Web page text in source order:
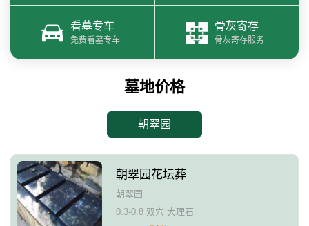
看墓专车
免费看墓专车
骨灰寄存
骨灰寄存服务
墓地价格
朝翠园
朝翠园花坛葬
朝翠园
0.3-0.8 双穴 大理石